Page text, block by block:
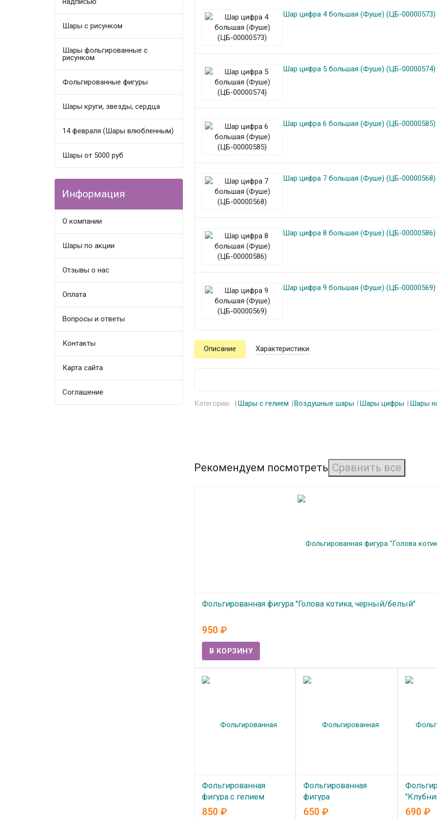
Шары с рисунком
Шары фольгированные с
рисунком
Фольгированные фигуры
Шары круги, звезды, сердца
14 февраля (Шары влюбленным)
Шары от 5000 руб
Информация
О компании
Шары по акции
Отзывы о нас
Оплата
Вопросы и ответы
Контакты
Карта сайта
Соглашение
Шар цифра 4 большая (Фуше) (ЦБ-00000573)
Шар цифра 5 большая (Фуше) (ЦБ-00000574)
Шар цифра 6 большая (Фуше) (ЦБ-00000585)
Шар цифра 7 большая (Фуше) (ЦБ-00000568)
Шар цифра 8 большая (Фуше) (ЦБ-00000586)
Шар цифра 9 большая (Фуше) (ЦБ-00000569)
Описание Характеристики
Категории: Шары с гелием Воздушные шары Шары цифры Шары
Рекомендуем посмотреть
Фольгированная фигура "Голова котика, черный/белый"
В наличии
950 ₽
Фольгированная
фигура с гелием
"Бутылка Пива"
850 ₽
Фольгированная
фигура
"Водопроводчик
650₽ 690 ₽